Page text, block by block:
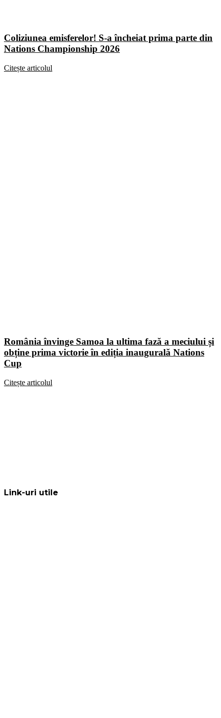
Coliziunea emisferelor! S-a încheiat prima parte din
Nations Championship 2026
Citește articolul
România învinge Samoa la ultima fază a meciului și
obține prima victorie în ediția inaugurală Nations
Cup
Citește articolul
Link-uri utile